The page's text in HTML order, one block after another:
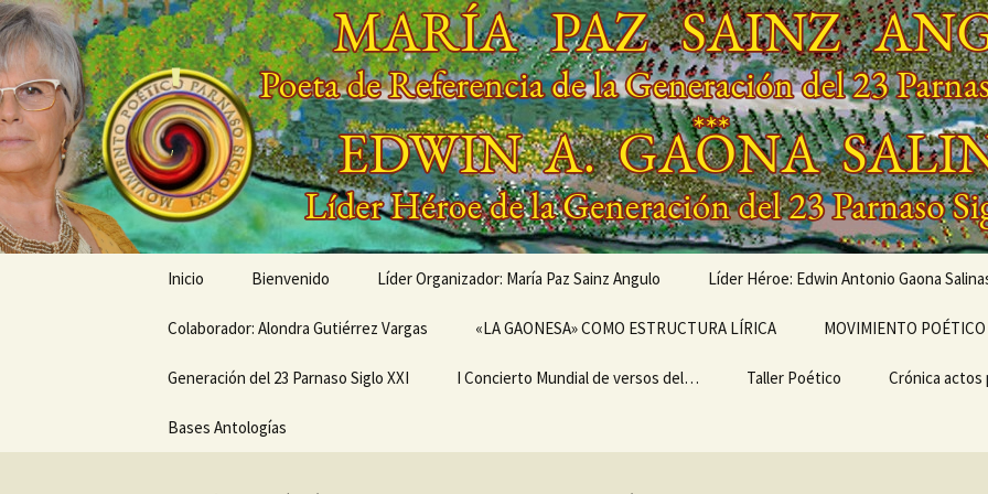
Saltar
al
contenido
'
'
Inicio Bienvenido Líder Organizador: María Paz Sainz Angulo
Conóceme a través de…
Mis Creaciones Escritura Poemarios
Líder Héroe: Edwin Antonio Gaona
OBRAS MUSICALIZADAS
LEGADO
Colaborador: Alondra Gutiérrez Vargas «LA GAONESA» COMO ESTRUCTURA LÍRICA MOVIMIENTO
EL ULTRABARDISMO
Generación del 23 Parnaso Siglo XXI
MEMORIAS EN LA SENDA
DEL PARNASO –
I Concierto Mundial de versos del… Taller Poético Crónica
Bases Antologías